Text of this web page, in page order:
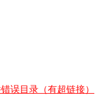
误目录（有超链接）